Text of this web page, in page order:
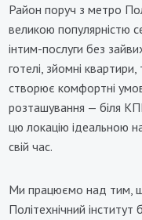
Район поруч з метро
великою популярністю
інтим-послуги без
готелі, зйомні
створює комфортні
розташування — біля
цю локацію ідеальною
свій час.
Ми працюємо над тим,
Політехнічний